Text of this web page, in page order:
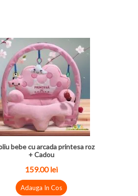
bebe cu arcada printesa roz
+ Cadou
159.00 lei
Adauga In Cos